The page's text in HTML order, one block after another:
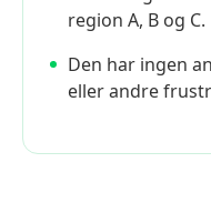
region A, B og C.
Den har ingen
eller andre